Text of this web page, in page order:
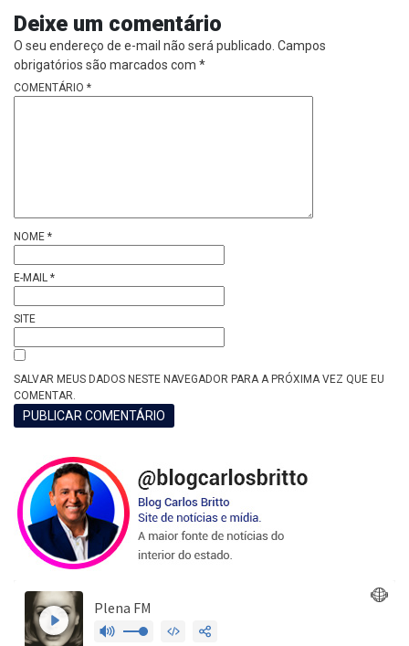
Deixe um comentário
O seu endereço de e-mail não será publicado. Campos
obrigatórios são marcados com *
COMENTÁRIO *
NOME *
E-MAIL *
SITE
SALVAR MEUS DADOS NESTE NAVEGADOR PARA A PRÓXIMA VEZ QUE EU
COMENTAR.